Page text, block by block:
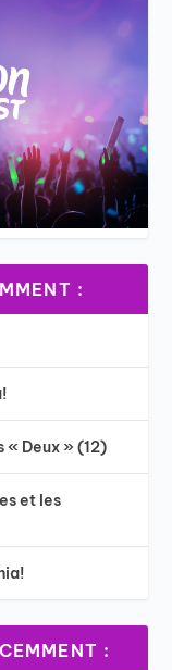
:
« Deux » (12)
et les
: